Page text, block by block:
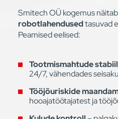
Smitech OÜ kogemus
robotlahendusedtasuvad
Peamised eelised:
Tootmismahtude
24/7, vähendades
Tööjõuriskide
hooajatöötajatest ja